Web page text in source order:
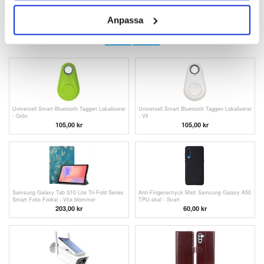
Anpassa
Universell Smart Bluetooth Taggen Lokaliserar
- Svart
Universell Smart Bluetooth Taggen Lokaliserar
- Blå
Universell Smart Bluetooth Taggen Lokaliserar
- Grön
105,00 kr
Universell Smart Bluetooth Taggen Lokaliserar
- Vit
105,00 kr
Samsung Galaxy Tab S10 Lite Tri-Fold Series
Smart Folio Fodral - Vita blommor
203,00 kr
Anti-Fingeravtryck Matt Samsung Galaxy A50
TPU-skal - Svart
60,00 kr